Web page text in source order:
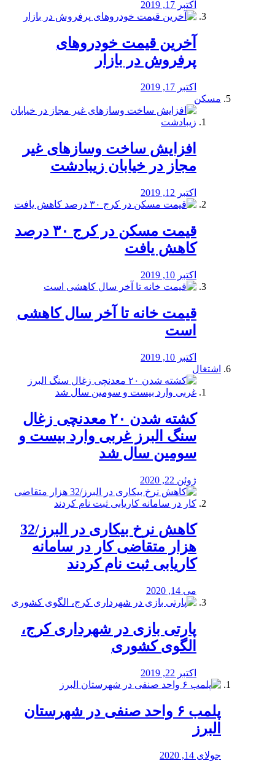
اکتبر 17, 2019
آخرین قیمت خودرو‌های
پرفروش در بازار
اکتبر 17, 2019
مسکن
افزایش ساخت وسازهای غیر
مجاز در خیابان زیبادشت
اکتبر 12, 2019
️قیمت مسکن در کرج ۳۰ درصد
کاهش یافت
اکتبر 10, 2019
قیمت خانه تا آخر سال کاهشی
است
اکتبر 10, 2019
اشتغال
کشته شدن ۲۰ معدنچی زغال
سنگ البرز غربی وارد بیست و
سومین سال شد
ژوئن 22, 2020
کاهش نرخ بیکاری در البرز/32
هزار متقاضی کار در سامانه
کاریابی ثبت نام کردند
می 14, 2020
پارتی بازی در شهرداری کرج،
الگوی کشوری
اکتبر 22, 2019
پلمب ۶ واحد صنفی در شهرستان
البرز
جولای 14, 2020